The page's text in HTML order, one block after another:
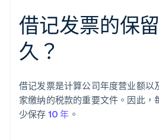
借记发票的保
久？
借记发票是计算公司年度营业额以
家缴纳的税款的重要文件。因此，
少保存 10 年 。
奥地利
DeutschEnglish
澳大利亚
English
PortuguêsEnglish
保加利亚
English
比利时